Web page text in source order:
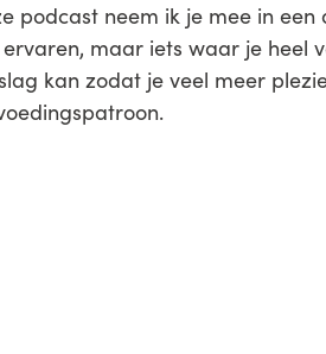
podcast neem ik je mee in een
maar iets waar je heel
kan zodat je veel meer